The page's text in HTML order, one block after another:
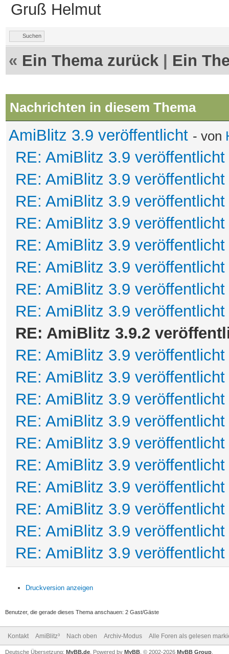
Gruß Helmut
Suchen
« Ein Thema zurück Ein
Nachrichten in diesem Thema
AmiBlitz 3.9 veröffentlicht - von
RE: AmiBlitz 3.9 veröffentlicht
RE: AmiBlitz 3.9 veröffentlicht
RE: AmiBlitz 3.9 veröffentlicht
RE: AmiBlitz 3.9 veröffentlicht
RE: AmiBlitz 3.9 veröffentlicht
RE: AmiBlitz 3.9 veröffentlicht
RE: AmiBlitz 3.9 veröffentlicht
RE: AmiBlitz 3.9 veröffentlicht
RE: AmiBlitz 3.9.2
RE: AmiBlitz 3.9 veröffentlicht
RE: AmiBlitz 3.9 veröffentlicht
RE: AmiBlitz 3.9 veröffentlicht
RE: AmiBlitz 3.9 veröffentlicht
RE: AmiBlitz 3.9 veröffentlicht
RE: AmiBlitz 3.9 veröffentlicht
RE: AmiBlitz 3.9 veröffentlicht
RE: AmiBlitz 3.9 veröffentlicht
RE: AmiBlitz 3.9 veröffentlicht
RE: AmiBlitz 3.9 veröffentlicht
Druckversion anzeigen
Benutzer, die gerade dieses Thema anschauen: 2 Gast/Gäste
Kontakt AmiBlitz³ Nach oben Archiv-Modus Alle Foren als gelesen
Deutsche Übersetzung: MyBB.de , Powered by MyBB , © 2002-2026 MyBB Group